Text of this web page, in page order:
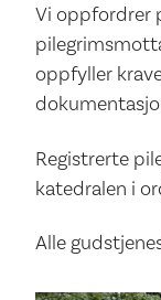
Vi oppfordrer
oppfyller
Registrerte
katedralen i
Alle